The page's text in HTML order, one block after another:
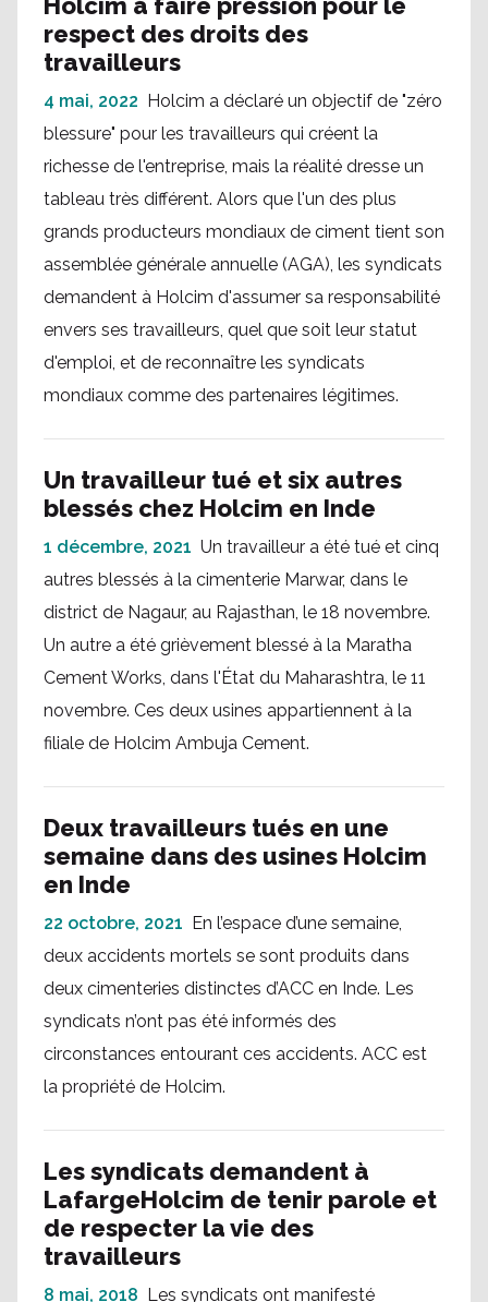
respect des droits des
travailleurs
4 mai, 2022 Holcim a déclaré un objectif de "zéro
blessure" pour les travailleurs qui créent la
richesse de l'entreprise, mais la réalité dresse un
tableau très différent. Alors que l'un des plus
grands producteurs mondiaux de ciment tient son
assemblée générale annuelle (AGA), les syndicats
demandent à Holcim d'assumer sa responsabilité
envers ses travailleurs, quel que soit leur statut
d'emploi, et de reconnaître les syndicats
mondiaux comme des partenaires légitimes.
Un travailleur tué et six autres
blessés chez Holcim en Inde
1 décembre, 2021 Un travailleur a été tué et cinq
autres blessés à la cimenterie Marwar, dans le
district de Nagaur, au Rajasthan, le 18 novembre.
Un autre a été grièvement blessé à la Maratha
Cement Works, dans l'État du Maharashtra, le 11
novembre. Ces deux usines appartiennent à la
filiale de Holcim Ambuja Cement.
Deux travailleurs tués en une
semaine dans des usines Holcim
en Inde
22 octobre, 2021 En l’espace d’une semaine,
deux accidents mortels se sont produits dans
deux cimenteries distinctes d’ACC en Inde. Les
syndicats n’ont pas été informés des
circonstances entourant ces accidents. ACC est
la propriété de Holcim.
Les syndicats demandent à
LafargeHolcim de tenir parole et
de respecter la vie des
travailleurs
8 mai, 2018 Les syndicats ont manifesté